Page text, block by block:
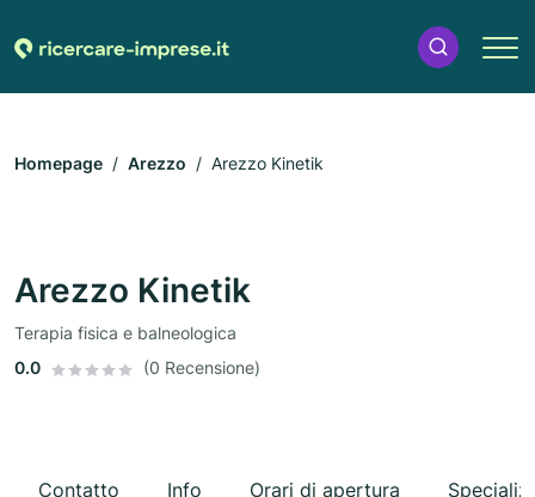
Homepage Arezzo Arezzo Kinetik
Arezzo Kinetik
Terapia fisica e balneologica
0.0
(0 Recensione)
Contatto Info Orari di apertura